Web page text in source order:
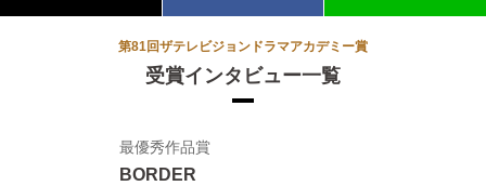
第81回ザテレビジョンドラマアカデミー賞
受賞インタビュー一覧
最優秀作品賞
BORDER